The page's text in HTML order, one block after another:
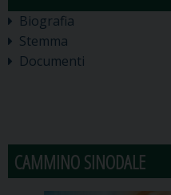
Biografia
Stemma
Documenti
CAMMINO SINODALE